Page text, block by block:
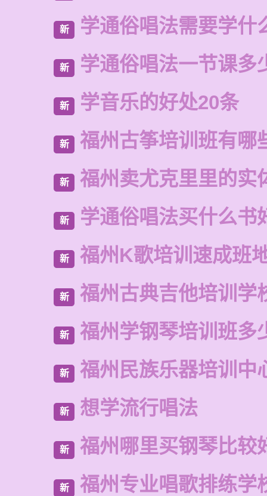
新 学通俗唱法需要学什
新 学通俗唱法一节课多
新 学音乐的好处20条
新 福州古筝培训班有哪
新 福州卖尤克里里的实
新 学通俗唱法买什么书
新 福州K歌培训速成班
新 福州古典吉他培训学
新 福州学钢琴培训班多
新 福州民族乐器培训中
新 想学流行唱法
新 福州哪里买钢琴比较
新 福州专业唱歌排练学